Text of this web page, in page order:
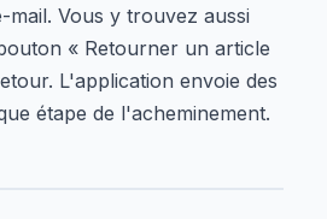
mail. Vous y trouvez aussi
« Retourner un article
L'application envoie des
étape de l'acheminement.